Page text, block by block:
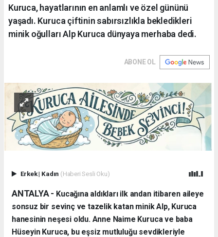
Kuruca, hayatlarının en anlamlı ve özel gününü
yaşadı. Kuruca çiftinin sabırsızlıkla bekledikleri
minik oğulları Alp Kuruca dünyaya merhaba dedi.
ABONE OL
Erkek| Kadın (Haberi Sesli Oku)
ANTALYA - ​ Kucağına aldıkları ilk andan itibaren aileye
sonsuz bir sevinç ve tazelik katan minik Alp, Kuruca
hanesinin neşesi oldu. Anne Naime Kuruca ve baba
Hüseyin Kuruca, bu eşsiz mutluluğu sevdikleriyle